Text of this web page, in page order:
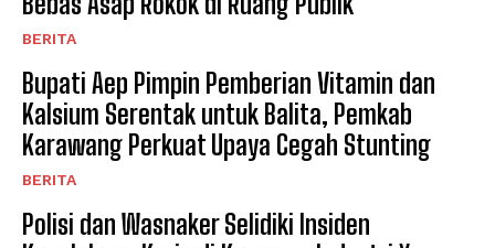
BERITA
Bupati Aep Pimpin Pemberian Vitamin dan
Kalsium Serentak untuk Balita, Pemkab
Karawang Perkuat Upaya Cegah Stunting
BERITA
Polisi dan Wasnaker Selidiki Insiden